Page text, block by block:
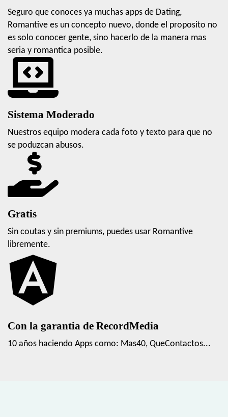
Seguro que conoces ya muchas apps de Dating,
Romantive es un concepto nuevo, donde el proposito no
es solo conocer gente, sino hacerlo de la manera mas
seria y romantica posible.
Sistema Moderado
Nuestros equipo modera cada foto y texto para que no
se poduzcan abusos.
Gratis
Sin coutas y sin premiums, puedes usar Romantive
libremente.
Con la garantia de RecordMedia
10 años haciendo Apps como: Mas40, QueContactos...